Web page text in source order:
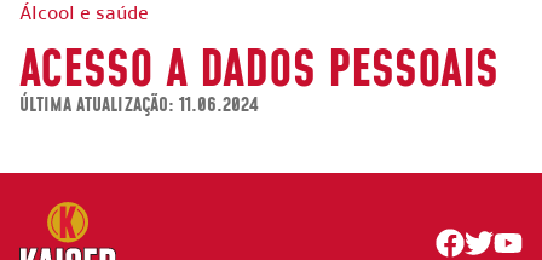
Álcool e saúde
ACESSO A DADOS PESSOAIS
ÚLTIMA ATUALIZAÇÃO: 11.06.2024